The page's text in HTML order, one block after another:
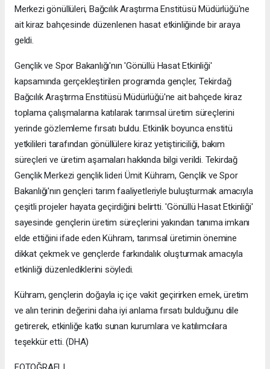
Merkezi gönüllüleri, Bağcılık Araştırma Enstitüsü Müdürlüğü'ne
ait kiraz bahçesinde düzenlenen hasat etkinliğinde bir araya
geldi.
Gençlik ve Spor Bakanlığı'nın 'Gönüllü Hasat Etkinliği'
kapsamında gerçekleştirilen programda gençler, Tekirdağ
Bağcılık Araştırma Enstitüsü Müdürlüğü'ne ait bahçede kiraz
toplama çalışmalarına katılarak tarımsal üretim süreçlerini
yerinde gözlemleme fırsatı buldu. Etkinlik boyunca enstitü
yetkilileri tarafından gönüllülere kiraz yetiştiriciliği, bakım
süreçleri ve üretim aşamaları hakkında bilgi verildi. Tekirdağ
Gençlik Merkezi gençlik lideri Ümit Kühram, Gençlik ve Spor
Bakanlığı'nın gençleri tarım faaliyetleriyle buluşturmak amacıyla
çeşitli projeler hayata geçirdiğini belirtti. 'Gönüllü Hasat Etkinliği'
sayesinde gençlerin üretim süreçlerini yakından tanıma imkanı
elde ettiğini ifade eden Kühram, tarımsal üretimin önemine
dikkat çekmek ve gençlerde farkındalık oluşturmak amacıyla
etkinliği düzenlediklerini söyledi.
Kühram, gençlerin doğayla iç içe vakit geçirirken emek, üretim
ve alın terinin değerini daha iyi anlama fırsatı bulduğunu dile
getirerek, etkinliğe katkı sunan kurumlara ve katılımcılara
teşekkür etti. (DHA)